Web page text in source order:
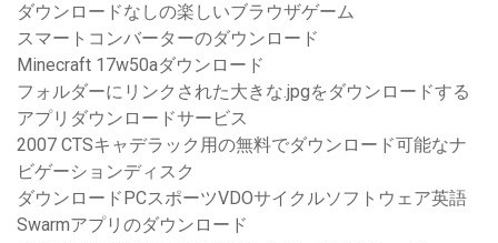
ダウンロードなしの楽しいブラウザゲーム
スマートコンバーターのダウンロード
Minecraft 17w50aダウンロード
フォルダーにリンクされた大きな.jpgをダウンロードする
アプリダウンロードサービス
2007 CTSキャデラック用の無料でダウンロード可能なナ
ビゲーションディスク
ダウンロードPCスポーツVDOサイクルソフトウェア英語
Swarmアプリのダウンロード